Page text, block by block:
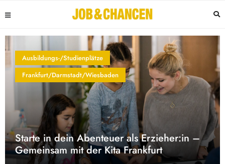
Ausbildungs-/Studienplätze
Frankfurt/Darmstadt/Wiesbaden
Starte in dein Abenteuer als Erzieher:in –
Gemeinsam mit der Kita Frankfurt